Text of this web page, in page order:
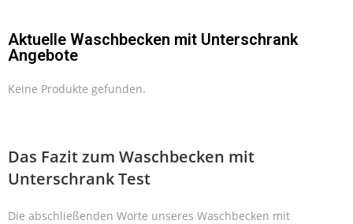
Aktuelle Waschbecken mit Unterschrank
Angebote
Keine Produkte gefunden.
Das Fazit zum Waschbecken mit
Unterschrank Test
Die abschließenden Worte unseres Waschbecken mit